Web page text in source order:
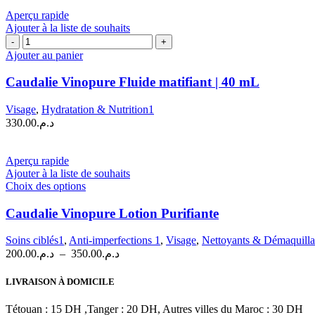
30
ml
Aperçu rapide
Ajouter à la liste de souhaits
quantité
de
Caudalie
Vinopure
Fluide
matifiant
|
40
Ajouter au panier
Caudalie Vinopure Fluide matifiant | 40 mL
Visage, Hydratation & Nutrition1
د.م.330.00
Aperçu rapide
Ajouter à la liste de souhaits
Choix des optionsCe
a
plusieurs
variations.
Les
options
être
sur
Caudalie Vinopure Lotion Purifiante
Soins ciblés1, Anti-imperfections 1, Visage, Nettoyants &
د.م.200.00 – د.م.350.00
Plage
LIVRAISON À DOMICILE
Tétouan : 15 DH ,Tanger : 20 DH, Autres villes du Maroc : 30 DH